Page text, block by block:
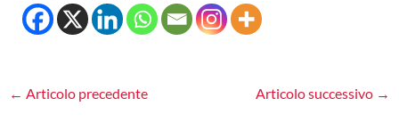
← Articolo precedente Articolo successivo →